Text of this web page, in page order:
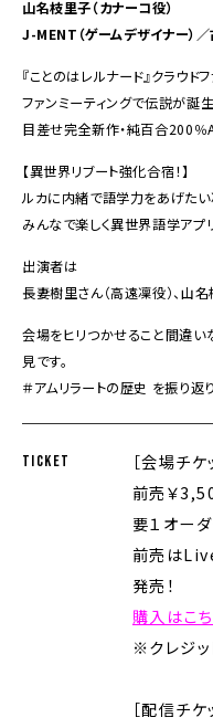
山名枝里子（カナーコ役）
J-MENT（ゲームデザイナー）
『ことのはレルナード』クラウド
ファンミーティングで伝説が誕
目差せ完全新作・純百合200％
【異世界リブート強化合宿！】
ルカに内緒で語学力をあげたい
みんなで楽しく異世界語学アプリ
出演者は
長妻樹里さん（高遠凜役）、山
会場をヒリつかせること間違い
見です。
＃アムリラートの歴史 を振り返
TICKET
［会場チケ
前売￥
要１オーダ
前売は
発売！
購入はこち
※クレジッ
［配信チケ